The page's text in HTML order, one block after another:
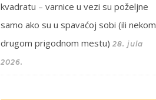
kvadratu – varnice u vezi su poželjne
samo ako su u spavaćoj sobi (ili nekom
drugom prigodnom mestu) 28. jula
2026.